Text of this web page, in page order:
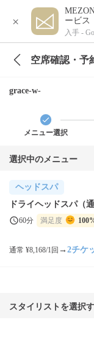
×
ービス
入手 -
空席確認・予
grace-w-
メニュー選択
選択中のメニュー
ヘッドスパ
ドライヘッドスパ（
60分 満足度
通常 ¥8,168/1回 → 2チケ
スタイリストを選択